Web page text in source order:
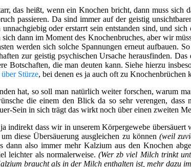
das heißt, wenn ein Knochen bricht, dann muss sich
passieren. Da sind immer auf der geistig
oder erstarrt sein entstanden sind, und
dann im Moment des Knochenbruches, aber wir
werden sich solche Spannungen erneut aufbauen.
zur geistig psychischen Ursache herausfinden. Das
Botschaften, die man deuten kann. Siehe hierzu
Stürze, bei denen es ja auch oft zu Knochenbrüchen
hat, so soll man natürlich weiter forschen, warum
die einem den Blick da so sehr verengen, dass
Sein in sich trägt das wirkt noch über einen zweiten
indirekt dass wir in unserem Körpergewebe übersäuert
diese Übersäuerung ausgleichen zu können (weil
dann also immer mehr Kalzium aus den Knochen
leichter als normalerweise. (Wer zb viel Milch trinkt
braucht als in der Milch enthalten ist, mehr dazu im